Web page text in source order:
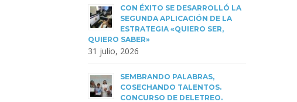
CON ÉXITO SE DESARROLLÓ LA
SEGUNDA APLICACIÓN DE LA
ESTRATEGIA «QUIERO SER,
QUIERO SABER»
31 julio, 2026
SEMBRANDO PALABRAS,
COSECHANDO TALENTOS.
CONCURSO DE DELETREO.